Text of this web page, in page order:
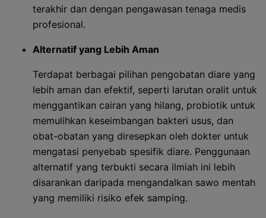
terakhir dan dengan pengawasan tenaga medis
profesional.
Alternatif yang Lebih Aman
Terdapat berbagai pilihan pengobatan diare yang
lebih aman dan efektif, seperti larutan oralit untuk
menggantikan cairan yang hilang, probiotik untuk
memulihkan keseimbangan bakteri usus, dan
obat-obatan yang diresepkan oleh dokter untuk
mengatasi penyebab spesifik diare. Penggunaan
alternatif yang terbukti secara ilmiah ini lebih
disarankan daripada mengandalkan sawo mentah
yang memiliki risiko efek samping.